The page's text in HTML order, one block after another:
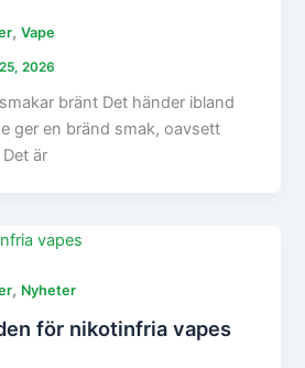
,Vape
2026
bränt Det händer ibland
ger en bränd smak, oavsett
är
, Nyheter
för nikotinfria vapes